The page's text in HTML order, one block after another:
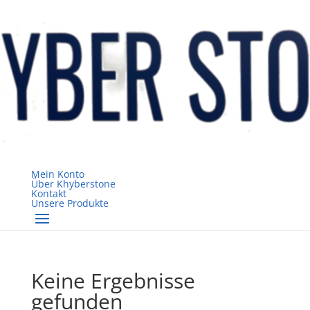
Mein Konto
Über Khyberstone
Kontakt
Unsere Produkte
Keine Ergebnisse
gefunden